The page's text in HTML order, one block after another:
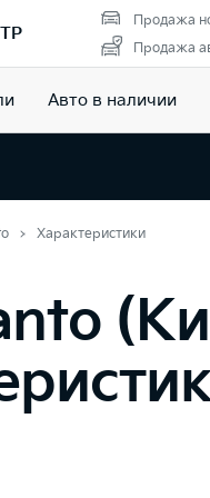
Продажа
Продажа
Авто в наличии
Характеристики